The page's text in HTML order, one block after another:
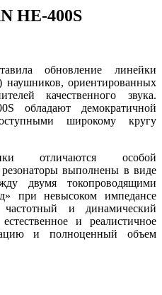
HE-400S
обновление линейки
наушников, ориентированных
качественного звука.
обладают демократичной
широкому кругу
отличаются особой
выполнены в виде
двумя токопроводящими
при невысоком импедансе
частотный и динамический
и реалистичное
и полноценный объем